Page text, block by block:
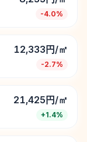
-4.0%
12,333円/㎡
-2.7%
21,425円/㎡
+1.4%